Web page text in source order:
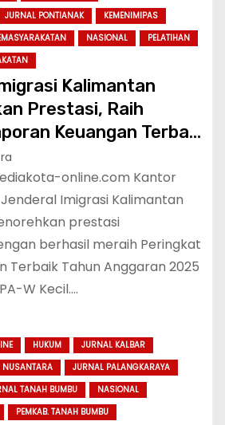
JURNAL PONTIANAK
KEMENIMIPAS
NASIONAL
PELATIHAN
Kalimantan
Prestasi, Raih
Keuangan Terbaik
2025
online.com Kantor
Imigrasi Kalimantan
prestasi
berhasil meraih Peringkat
Terbaik Tahun Anggaran 2025
W Kecil.…
HUKUM
JURNAL KALBAR
NUSANTARA
JURNAL PALANGKARAYA
TANAH BUMBU
NASIONAL
PEMKAB. TANAH BUMBU